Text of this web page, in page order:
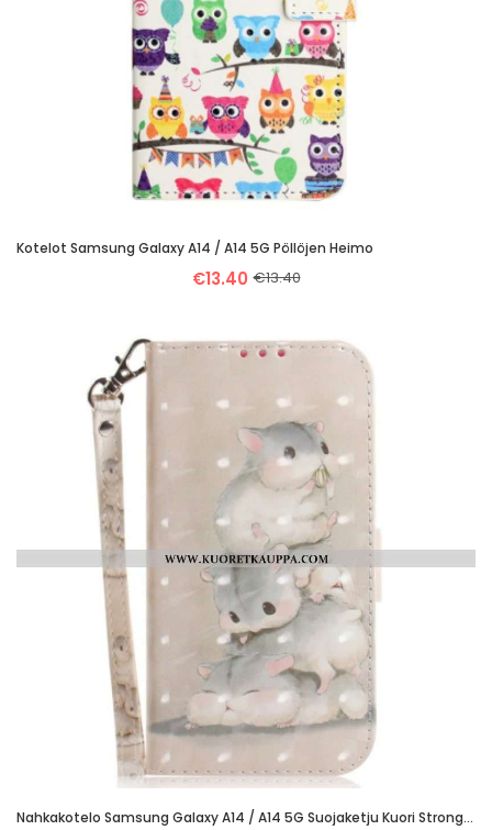
Kotelot Samsung Galaxy A14 / A14 5G Pöllöjen Heimo
€13.40 €13.40
Nahkakotelo Samsung Galaxy A14 / A14 5G Suojaketju Kuori Strongin Hamsterit